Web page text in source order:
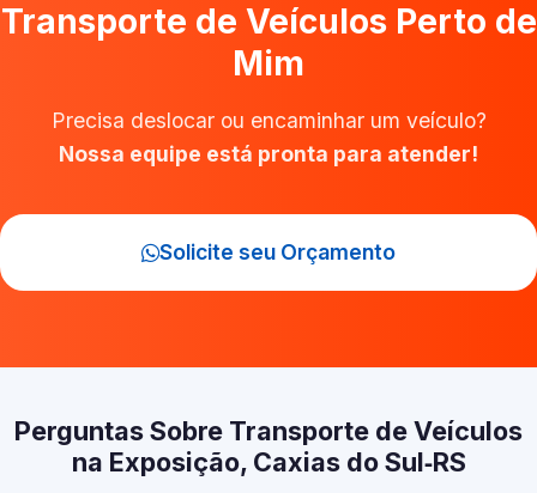
Transporte de Veículos Perto de
Mim
Precisa deslocar ou encaminhar um veículo?
Nossa equipe está pronta para atender!
Solicite seu Orçamento
Perguntas Sobre Transporte de Veículos
na Exposição, Caxias do Sul‑RS